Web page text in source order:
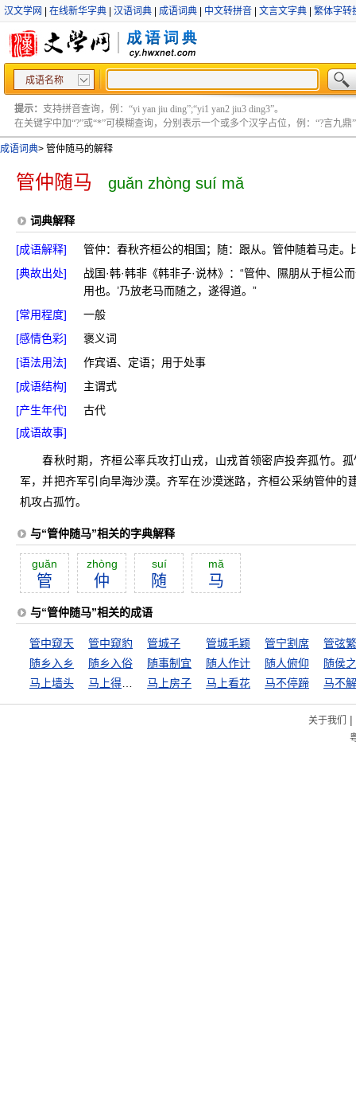
汉文学网 在线新华字典 汉语词典 成语词典 中文转拼音 文言文字典 繁体字转
成语名称
提示： 支持拼音查询，例：“yi yan jiu ding”;“yi1 yan2 jiu3 ding3”。
在关键字中加“?”或“*”可模糊查询，分别表示一个或多个汉字占位，例：“?言九鼎”
成语词典> 管仲随马的解释
管仲随马 guǎn zhòng suí mǎ
词典解释
[成语解释]
管仲：春秋齐桓公的相国；随：跟从。管仲随着马走。
[典故出处]
战国·韩·韩非《韩非子·说林》：“管仲、隰朋从于桓公
用也。’乃放老马而随之，遂得道。”
[常用程度]
一般
[感情色彩]
褒义词
[语法用法]
作宾语、定语；用于处事
[成语结构]
主谓式
[产生年代]
古代
[成语故事]
春秋时期，齐桓公率兵攻打山戎，山戎首领密庐投奔孤竹。
军，并把齐军引向旱海沙漠。齐军在沙漠迷路，齐桓公采纳管仲
机攻占孤竹。
与“管仲随马”相关的字典解释
guăn
管
zhòng
仲
suí
随
mă
马
与“管仲随马”相关的成语
管中窥天 管中窥豹 管城子 管城毛颖 管宁割席
管弦
随乡入乡
随乡入俗 随事制宜 随人作计 随人俯仰
随侯
马上墙头
马上房子 马上看花 马不停蹄 马不
关于我们 |